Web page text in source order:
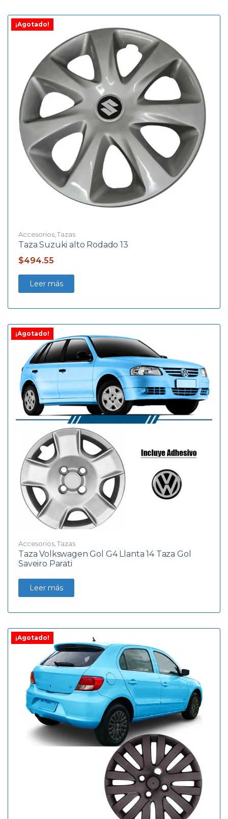
¡Agotado!
Accesorios,Tazas
Taza Suzuki alto Rodado 13
$494.55
Leer más
¡Agotado!
Accesorios,Tazas
Taza Volkswagen Gol G4 Llanta 14 Taza Gol
Saveiro Parati
Leer más
¡Agotado!